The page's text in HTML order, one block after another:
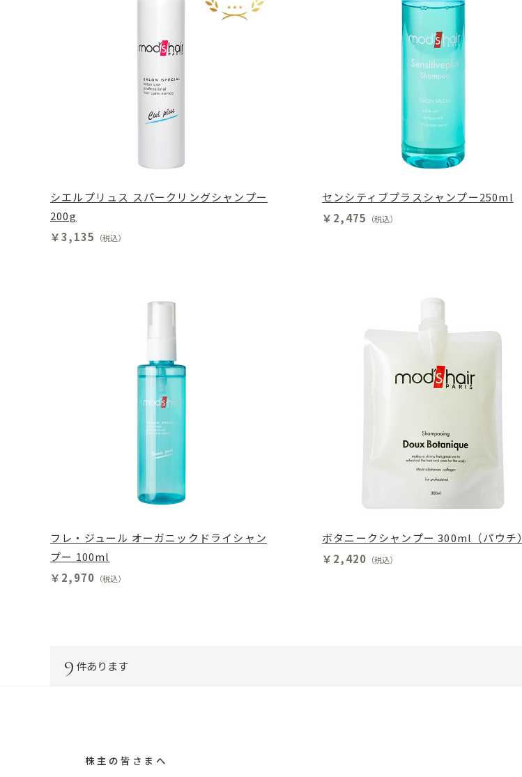
シエルプリュス スパークリングシャンプー
200g
￥3,135
（税込）
センシティブプラスシャンプー250ml
￥2,475
（税込）
フレ・ジュール オーガニックドライシャン
プー 100ml
￥2,970 （税込）
ボタニークシャンプー 300ml（パウチ）
￥2,420 （税込）
9 件あります
株主の皆さまへ